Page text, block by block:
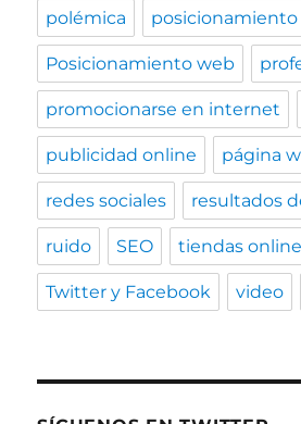
polémica
Posicionamiento web
promocionarse en internet
publicidad online página
redes sociales resultados
ruido SEO tiendas online
Twitter y Facebook video